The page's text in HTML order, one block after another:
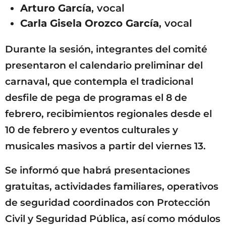
Arturo García, vocal
Carla Gisela Orozco García, vocal
Durante la sesión, integrantes del comité
presentaron el calendario preliminar del
carnaval, que contempla el tradicional
desfile de pega de programas el 8 de
febrero, recibimientos regionales desde el
10 de febrero y eventos culturales y
musicales masivos a partir del viernes 13.
Se informó que habrá presentaciones
gratuitas, actividades familiares, operativos
de seguridad coordinados con Protección
Civil y Seguridad Pública, así como módulos